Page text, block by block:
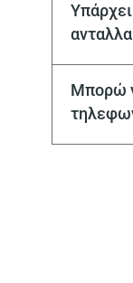
Μπορώ